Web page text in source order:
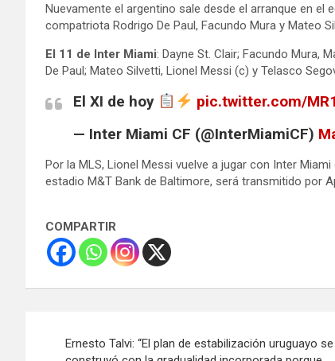
Nuevamente el argentino sale desde el arranque en
compatriota Rodrigo De Paul, Facundo Mura y Mateo
El 11 de Inter Miami: Dayne St. Clair; Facundo Mura,
De Paul; Mateo Silvetti, Lionel Messi (c) y Telasco
El XI de hoy
pic.twitter.com/
— Inter Miami CF (@InterMiamiCF)
Por la MLS, Lionel Messi vuelve a jugar con Inter
estadio M&T Bank de Baltimore, será transmitido por
COMPARTIR
Ernesto Talvi: “El plan de estabilización uruguayo se